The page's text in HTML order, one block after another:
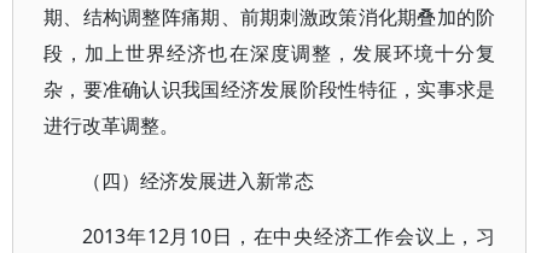
期、结构调整阵痛期、前期刺激政策消化期叠加的阶
段，加上世界经济也在深度调整，发展环境十分复
杂，要准确认识我国经济发展阶段性特征，实事求是
进行改革调整。
（四）经济发展进入新常态
2013年12月10日，在中央经济工作会议上，习